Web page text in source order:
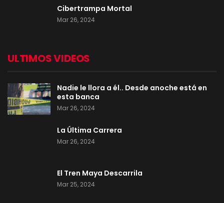
Cibertrampa Mortal
Mar 26, 2024
ULTIMOS VIDEOS
Nadie le llora a él.. Desde anoche está en
esta banca
Mar 26, 2024
La Última Carrera
Mar 26, 2024
El Tren Maya Descarrila
Mar 25, 2024